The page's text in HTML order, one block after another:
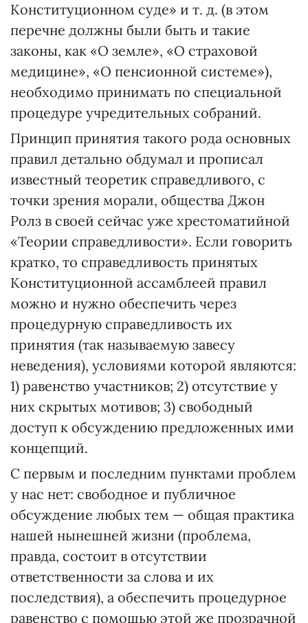
Конституционном суде» и т. д. (в этом
перечне должны были быть и такие
законы, как «О земле», «О страховой
медицине», «О пенсионной системе»),
необходимо принимать по специальной
процедуре учредительных собраний.
Принцип принятия такого рода основных
правил детально обдумал и прописал
известный теоретик справедливого, с
точки зрения морали, общества Джон
Ролз в своей сейчас уже хрестоматийной
«Теории справедливости». Если говорить
кратко, то справедливость принятых
Конституционной ассамблеей правил
можно и нужно обеспечить через
процедурную справедливость их
принятия (так называемую завесу
неведения), условиями которой являются:
1) равенство участников; 2) отсутствие у
них скрытых мотивов; 3) свободный
доступ к обсуждению предложенных ими
концепций.
С первым и последним пунктами проблем
у нас нет: свободное и публичное
обсуждение любых тем — общая практика
нашей нынешней жизни (проблема,
правда, состоит в отсутствии
ответственности за слова и их
последствия), а обеспечить процедурное
равенство с помощью этой же прозрачной